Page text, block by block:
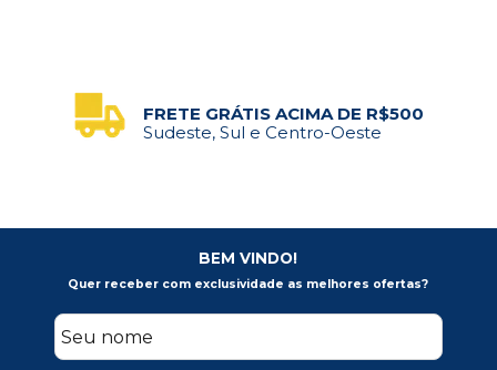
FRETE GRÁTIS ACIMA DE R$500
Sudeste, Sul e Centro-Oeste
BEM VINDO!
Quer receber com exclusividade as melhores ofertas?